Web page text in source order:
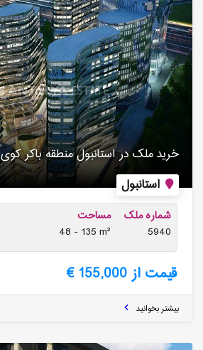
استانبول
خرید ملک در استانبول منطقه باکر کوی
شماره ملک
5940
مساحت
48 - 135 m²
قیمت از 155,000 €
بیشتر بخوانید